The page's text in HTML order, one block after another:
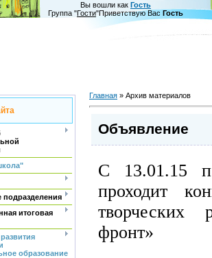
Вы вошли как Гость
Группа "Гости"Приветствую Вас Гость
подразделения
итоговая
образование
Главная » Архив материалов
Объявление
С 13.01.15
проходит
творческих
фронт»